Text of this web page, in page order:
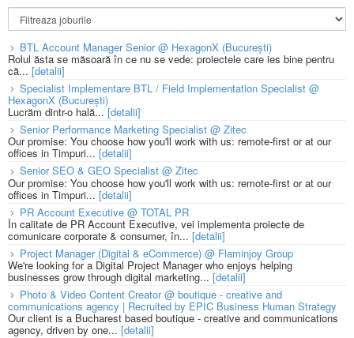
BTL Account Manager Senior @ HexagonX (București)
Rolul ăsta se măsoară în ce nu se vede: proiectele care ies bine pentru
că... [detalii]
Specialist Implementare BTL / Field Implementation Specialist @
HexagonX (București)
Lucrăm dintr-o hală... [detalii]
Senior Performance Marketing Specialist @ Zitec
Our promise: You choose how you'll work with us: remote-first or at our
offices in Timpuri... [detalii]
Senior SEO & GEO Specialist @ Zitec
Our promise: You choose how you'll work with us: remote-first or at our
offices in Timpuri... [detalii]
PR Account Executive @ TOTAL PR
În calitate de PR Account Executive, vei implementa proiecte de
comunicare corporate & consumer, în... [detalii]
Project Manager (Digital & eCommerce) @ Flaminjoy Group
We're looking for a Digital Project Manager who enjoys helping
businesses grow through digital marketing... [detalii]
Photo & Video Content Creator @ boutique - creative and
communications agency | Recruited by EPIC Business Human Strategy
Our client is a Bucharest based boutique - creative and communications
agency, driven by one... [detalii]